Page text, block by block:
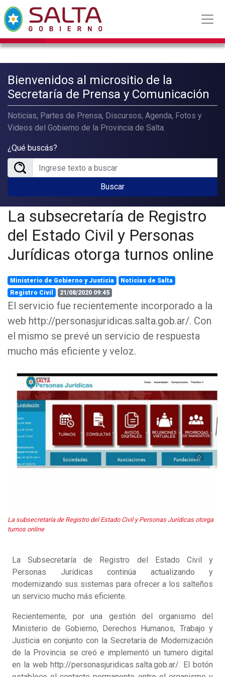
Bienvenidos al micrositio de la
Secretaría de Prensa y Comunicación
Noticias, Partes de Prensa, Discursos, Agenda, Fotos y
Videos del Gobierno de la Provincia de Salta.
¿Qué buscás?
Buscar
La subsecretaría de Registro
del Estado Civil y Personas
Jurídicas otorga turnos online
Ministerio de Gobierno y Justicia
Noticias de Salta
Registro Civil
21/08/2020 09:45
El servicio fue recientemente incorporado a la
web http://personasjuridicas.salta.gob.ar/. Con
el mismo se prevé un servicio de respuesta
mucho más eficiente y veloz.
La subsecretaría de Registro del Estado Civil y Personas Jurídicas otorga
turnos online
La Subsecretaría de Registro del Estado Civil y
Personas Jurídicas continúa actualizando y
modernizando sus sistemas para ofrecer a los salteños
un servicio mucho más eficiente.
Recientemente, por una gestión del organismo del
Ministerio de Gobierno, Derechos Humanos, Trabajo y
Justicia en conjunto con la Secretaría de Modernización
de la Provincia se creó e implementó un turnero digital
en la web http://personasjuridicas.salta.gob.ar/. El botón